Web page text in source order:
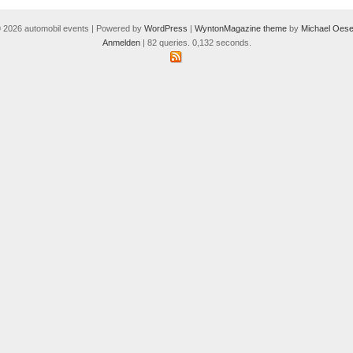
2026 automobil events | Powered by WordPress | WyntonMagazine theme by Michael
Anmelden| 82 queries. 0,132 seconds.